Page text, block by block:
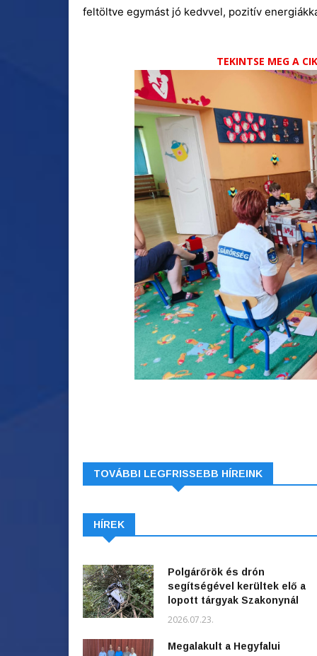
feltöltve egymást jó kedvvel, pozitív
TEKINTSE MEG A
TOVÁBBI LEGFRISSEBB HÍREINK
HÍREK
Polgárőrök és drón
segítségével kerültek elő a
lopott tárgyak Szakonynál
2026.07.23.
Megalakult a Hegyfalui